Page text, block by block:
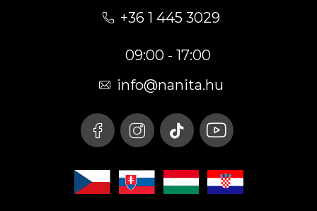
+36 1 445 3029
09:00 - 17:00
info@nanita.hu